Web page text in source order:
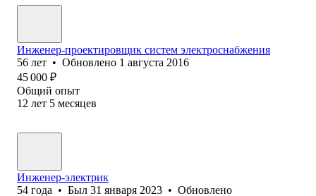
Инженер-проектировщик систем электроснабжения
56 лет • Обновлено 1 августа 2016
45 000 ₽
Общий опыт
12 лет 5 месяцев
Инженер-электрик
54 года • Был 31 января 2023 • Обновлено